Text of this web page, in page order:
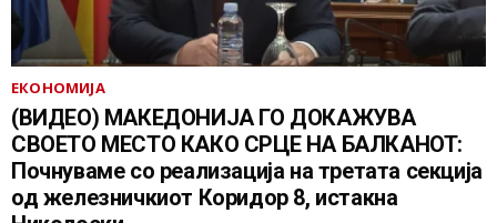
ЕКОНОМИЈА
(ВИДЕО) МАКЕДОНИЈА ГО ДОКАЖУВА
СВОЕТО МЕСТО КАКО СРЦЕ НА БАЛКАНОТ:
Почнуваме со реализација на третата секција
од железничкиот Коридор 8, истакна